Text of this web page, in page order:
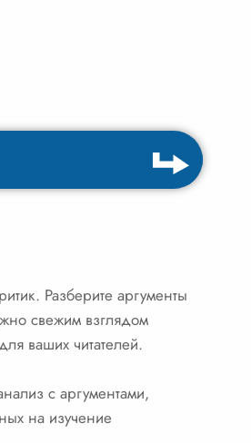
Разберите аргументы
свежим взглядом
ваших читателей.
с аргументами,
на изучение